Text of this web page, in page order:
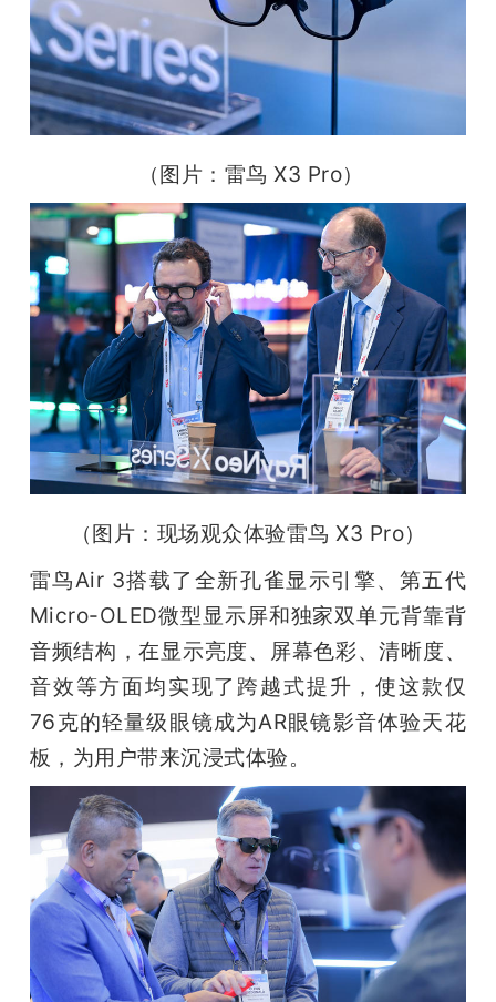
（图片：雷鸟 X3 Pro）
（图片：现场观众体验雷鸟 X3 Pro）
雷鸟Air 3搭载了全新孔雀显示引擎、第五代
Micro-OLED微型显示屏和独家双单元背靠背
音频结构，在显示亮度、屏幕色彩、清晰度、
音效等方面均实现了跨越式提升，使这款仅
76克的轻量级眼镜成为AR眼镜影音体验天花
板，为用户带来沉浸式体验。